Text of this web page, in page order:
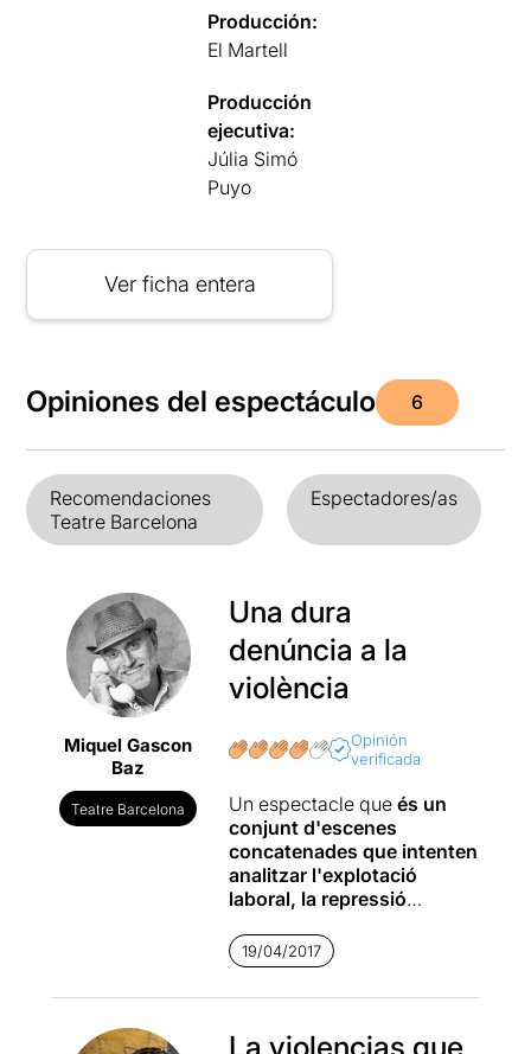
Producción:
El Martell
Producción
ejecutiva:
Júlia Simó
Puyo
Ver ficha entera
Opiniones del espectáculo 6
Recomendaciones
Teatre Barcelona
Espectadores/as
Miquel Gascon
Baz
Teatre Barcelona
Una dura
denúncia a la
violència
Opinión
verificada
Un espectacle que és un
conjunt d'escenes
concatenades que intenten
analitzar l'explotació
laboral, la repressió
societati en general temes
relacionats amb la injustícia
la violència en qualsevol
19/04/2017
La violencias que